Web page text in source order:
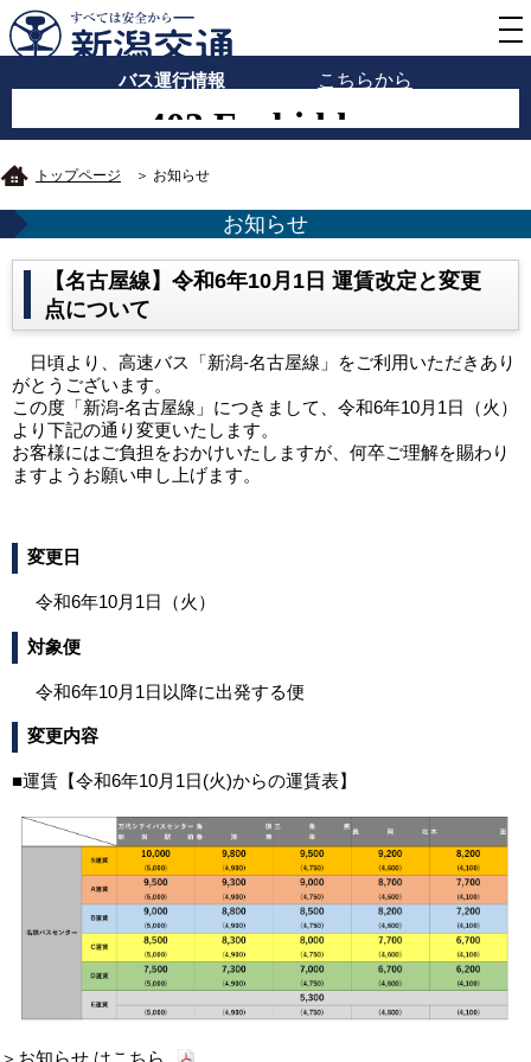
バス運行情報 こちらから
トップページ ＞ お知らせ
お知らせ
【名古屋線】令和6年10月1日 運賃改定と変更
点について
日頃より、高速バス「新潟-名古屋線」をご利用いただきあり
がとうございます。
この度「新潟-名古屋線」につきまして、令和6年10月1日（火）
より下記の通り変更いたします。
お客様にはご負担をおかけいたしますが、何卒ご理解を賜わり
ますようお願い申し上げます。
変更日
令和6年10月1日（火）
対象便
令和6年10月1日以降に出発する便
変更内容
■運賃【令和6年10月1日(火)からの運賃表】
＞ お知らせ はこちら